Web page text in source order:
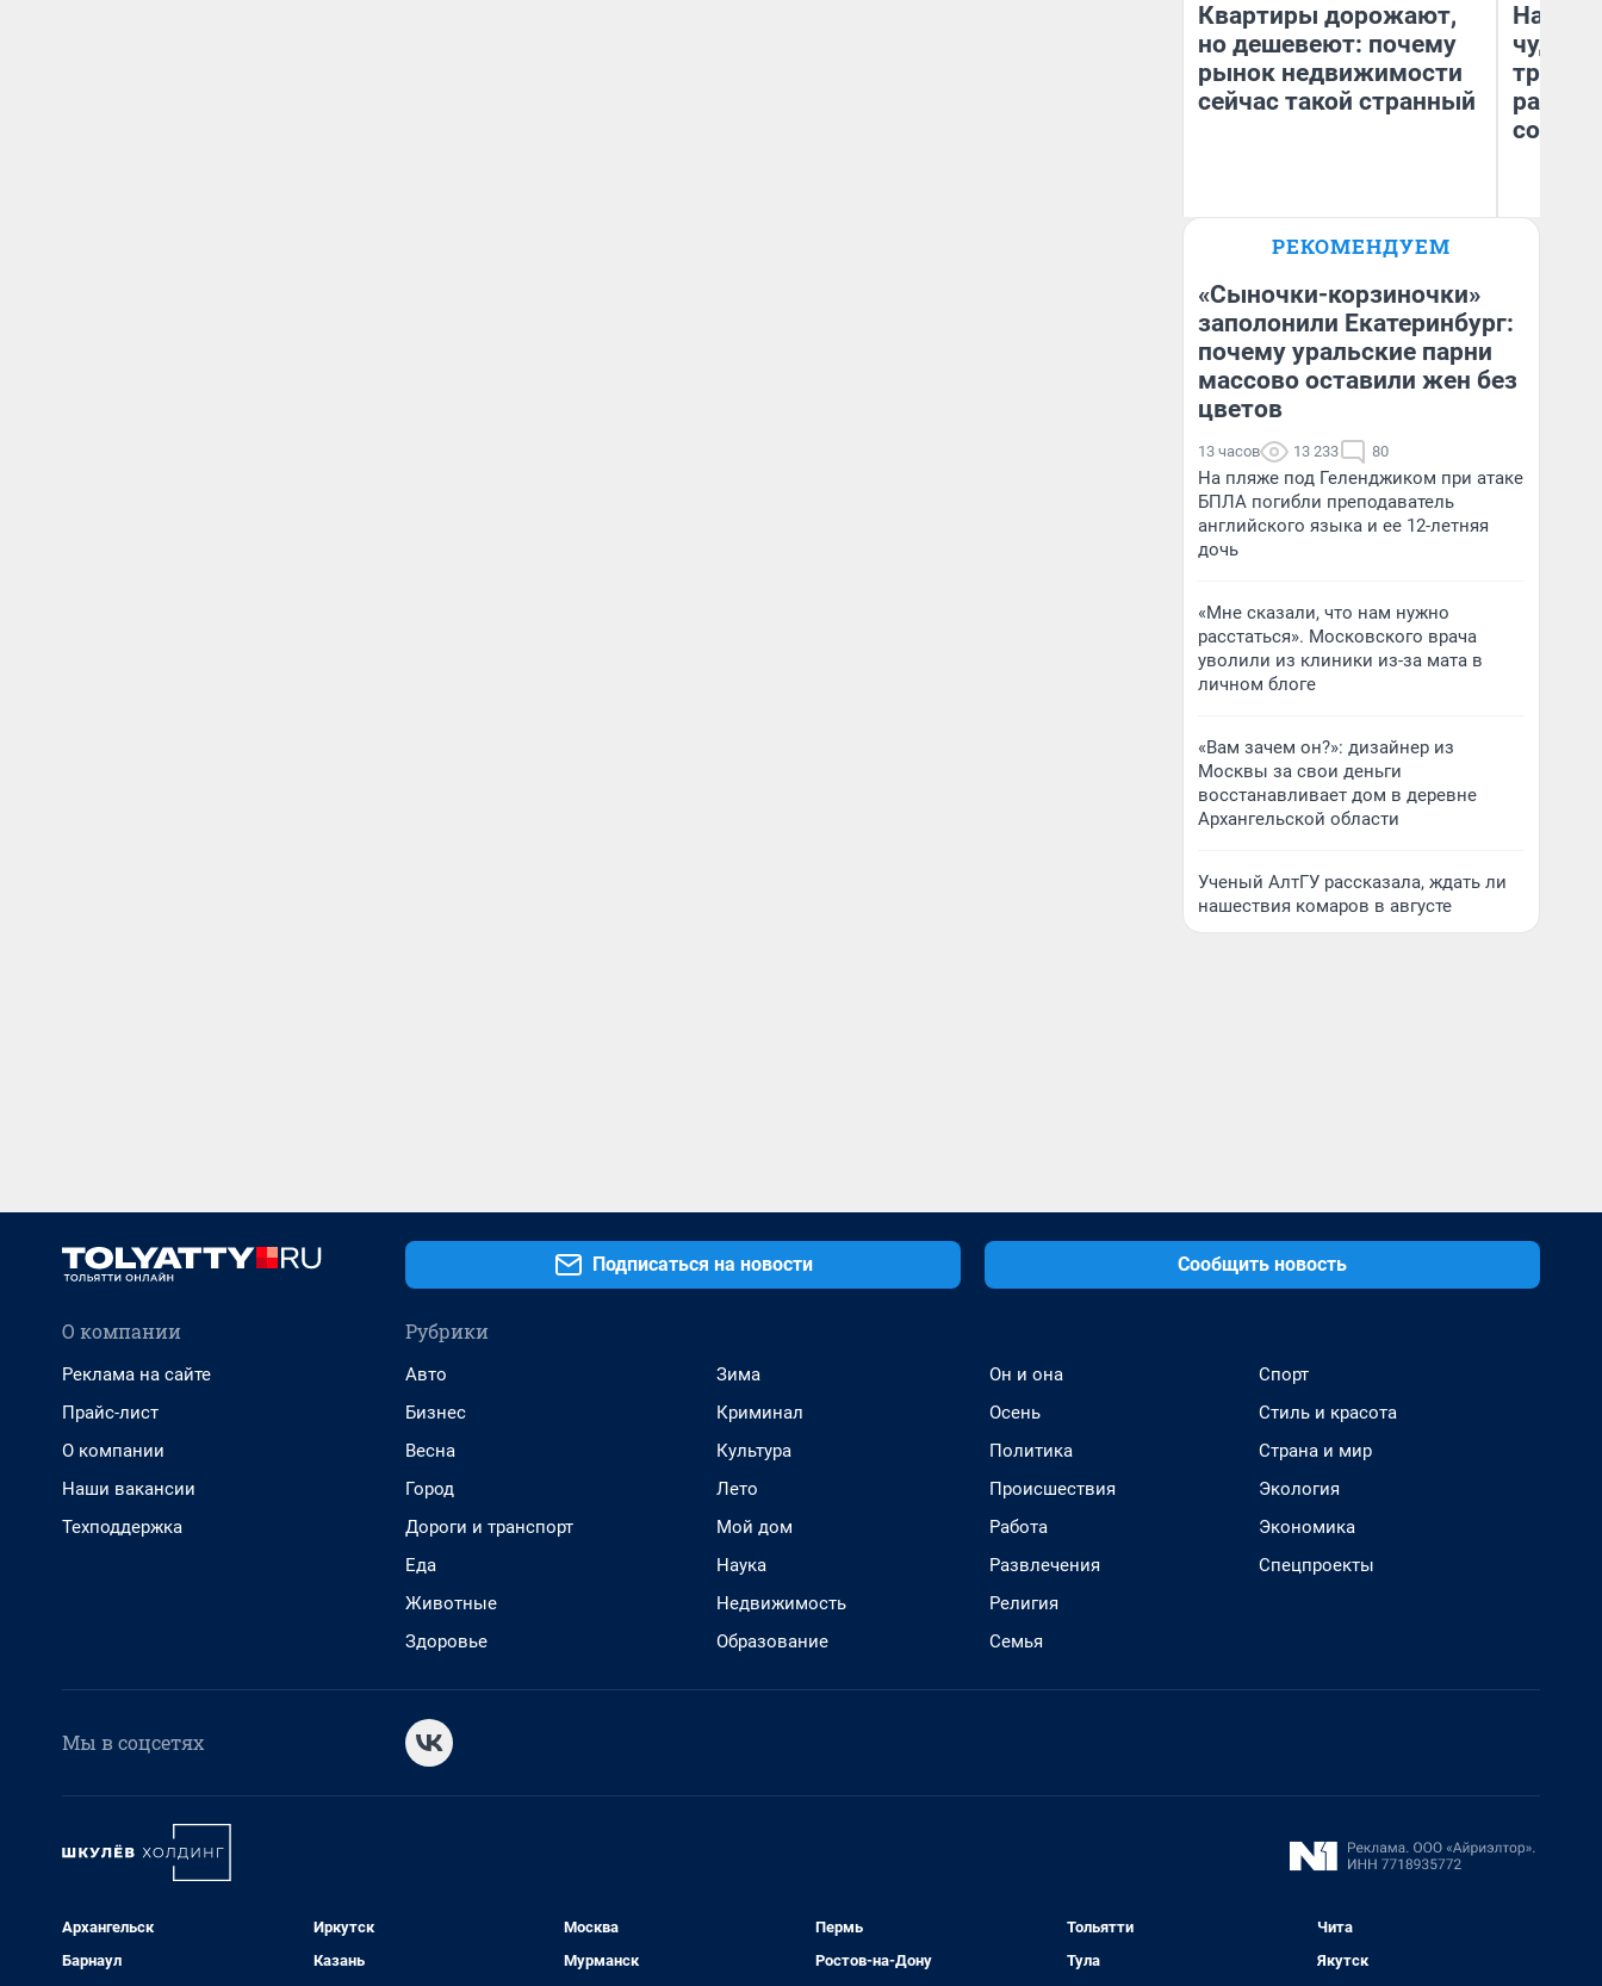
Квартиры дорожают,
но дешевеют: почему
рынок недвижимости
сейчас такой странный
Екатерина Торопова
недвижимости
чудом
РЕКОМЕНДУЕМ
«Сыночки-корзиночки»
заполонили Екатеринбург:
почему уральские парни
массово оставили жен без
цветов
13 часов 13 233 80
На пляже под Геленджиком при атаке
БПЛА погибли преподаватель
английского языка и ее 12-летняя
дочь
«Мне сказали, что нам нужно
расстаться». Московского врача
уволили из клиники из-за мата в
личном блоге
«Вам зачем он?»: дизайнер из
Москвы за свои деньги
восстанавливает дом в деревне
Архангельской области
Ученый АлтГУ рассказала, ждать ли
нашествия комаров в августе
Подписаться на новости Сообщить новость
О компании
Реклама на сайте
Прайс-лист
О компании
Наши вакансии
Техподдержка
Рубрики
Авто
Бизнес
Весна
Город
Дороги и транспорт
Еда
Животные
Здоровье
Зима
Криминал
Культура
Лето
Мой дом
Наука
Недвижимость
Образование
Он и она
Осень
Политика
Происшествия
Работа
Развлечения
Религия
Семья
Спорт
Стиль и красота
Страна и мир
Экология
Экономика
Спецпроекты
Мы в соцсетях
Архангельск
Барнаул
Иркутск
Казань
Москва
Мурманск
Пермь
Ростов-на-Дону
Тольятти
Тула
Чита
Якутск